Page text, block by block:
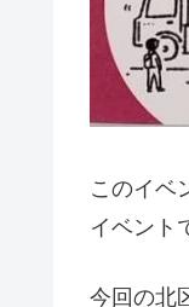
このイベ
イベント
今回の北